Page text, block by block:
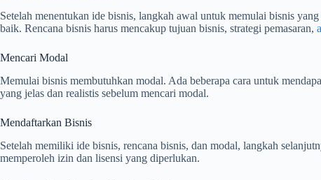
Setelah menentukan ide bisnis, langkah awal untuk memulai bisnis
baik. Rencana bisnis harus mencakup tujuan bisnis, strategi pemasaran,
Mencari Modal
Memulai bisnis membutuhkan modal. Ada beberapa cara untuk
yang jelas dan realistis sebelum mencari modal.
Mendaftarkan Bisnis
Setelah memiliki ide bisnis, rencana bisnis, dan modal, langkah
memperoleh izin dan lisensi yang diperlukan.